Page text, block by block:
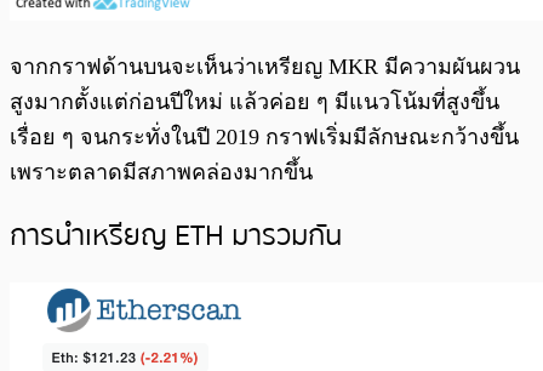
จากกราฟด้านบนจะเห็นว่าเหรียญ MKR มีความผันผวน
สูงมากตั้งแต่ก่อนปีใหม่ แล้วค่อย ๆ มีแนวโน้มที่สูงขึ้น
เรื่อย ๆ จนกระทั่งในปี 2019 กราฟเริ่มมีลักษณะกว้างขึ้น
เพราะตลาดมีสภาพคล่องมากขึ้น
การนำเหรียญ ETH มารวมกัน